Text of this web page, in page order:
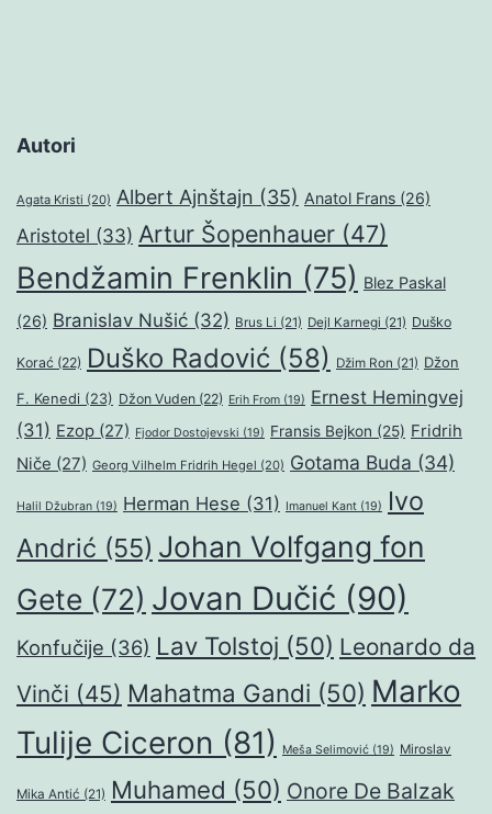
Autori
Agata Kristi (20) Albert Ajnštajn (35) Anatol Frans (26)
Aristotel (33) Artur Šopenhauer (47)
Bendžamin Frenklin (75) Blez Paskal
(26) Branislav Nušić (32) Brus Li (21) Dejl Karnegi (21) Duško
Korać (22) Duško Radović (58) Džim Ron (21) Džon
F. Kenedi (23) Džon Vuden (22) Erih From (19) Ernest Hemingvej
(31) Ezop (27) Fjodor Dostojevski (19) Fransis Bejkon (25) Fridrih
Niče (27) Georg Vilhelm Fridrih Hegel (20) Gotama Buda (34)
Halil Džubran (19) Herman Hese (31) Imanuel Kant (19)
Ivo
Andrić (55) Johan Volfgang fon
Gete (72) Jovan Dučić (90)
Konfučije (36) Lav Tolstoj (50) Leonardo da
Vinči (45) Mahatma Gandi (50) Marko
Tulije Ciceron (81) Meša Selimović (19) Miroslav
Mika Antić (21) Muhamed (50) Onore De Balzak